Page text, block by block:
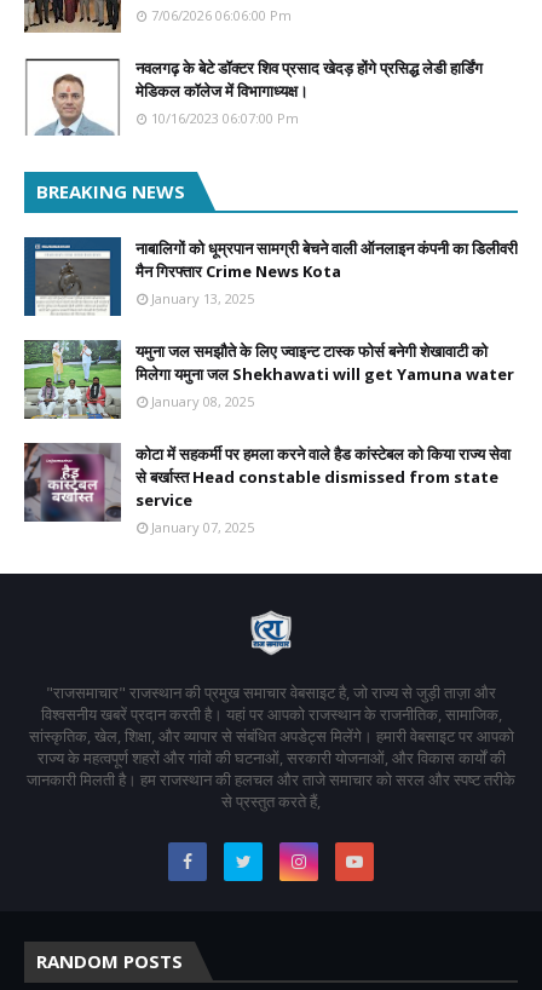
7/06/2026 06:06:00 Pm
नवलगढ़ के बेटे डॉक्टर शिव प्रसाद खेदड़ होंगे प्रसिद्ध लेडी हार्डिंग
मेडिकल कॉलेज में विभागाध्यक्ष।
10/16/2023 06:07:00 Pm
BREAKING NEWS
नाबालिगों को धूम्रपान सामग्री बेचने वाली ऑनलाइन कंपनी का डिलीवरी
मैन गिरफ्तार Crime News Kota
January 13, 2025
यमुना जल समझौते के लिए ज्वाइन्ट टास्क फोर्स बनेगी शेखावाटी को
मिलेगा यमुना जल Shekhawati will get Yamuna water
January 08, 2025
कोटा में सहकर्मी पर हमला करने वाले हैड कांस्टेबल को किया राज्य सेवा
से बर्खास्त Head constable dismissed from state
service
January 07, 2025
"राजसमाचार" राजस्थान की प्रमुख समाचार वेबसाइट है, जो राज्य से जुड़ी ताज़ा और
विश्वसनीय खबरें प्रदान करती है। यहां पर आपको राजस्थान के राजनीतिक, सामाजिक,
सांस्कृतिक, खेल, शिक्षा, और व्यापार से संबंधित अपडेट्स मिलेंगे। हमारी वेबसाइट पर आपको
राज्य के महत्वपूर्ण शहरों और गांवों की घटनाओं, सरकारी योजनाओं, और विकास कार्यों की
जानकारी मिलती है। हम राजस्थान की हलचल और ताजे समाचार को सरल और स्पष्ट तरीके
से प्रस्तुत करते हैं,
RANDOM POSTS